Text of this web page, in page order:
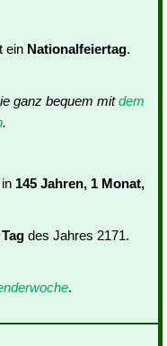
ein Nationalfeiertag.
ganz bequem mitdem
.
145 Jahren, 1 Monat,
des Jahres 2171.
.